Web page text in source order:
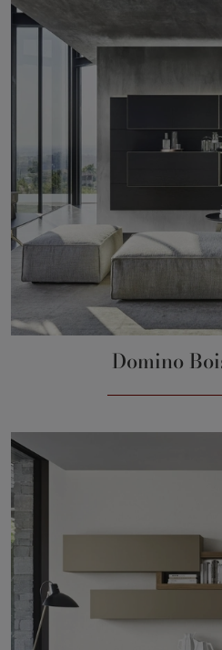
Domino